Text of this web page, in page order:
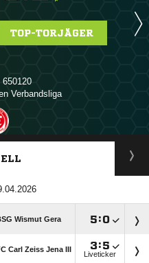
TOP-TORJÄGER
Verbandsliga
Wismut Gera :
Carl Zeiss Jena III :
Liveticker